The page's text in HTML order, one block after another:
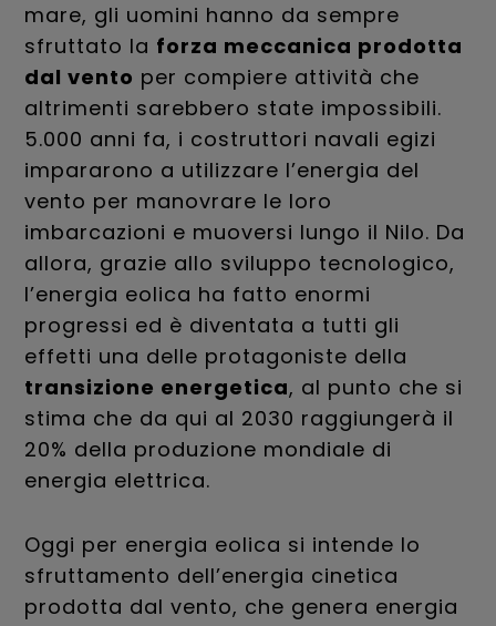
mare, gli uomini hanno da sempre
sfruttato la forza meccanica prodotta
dal vento per compiere attività che
altrimenti sarebbero state impossibili.
5.000 anni fa, i costruttori navali egizi
impararono a utilizzare l’energia del
vento per manovrare le loro
imbarcazioni e muoversi lungo il Nilo. Da
allora, grazie allo sviluppo tecnologico,
l’energia eolica ha fatto enormi
progressi ed è diventata a tutti gli
effetti una delle protagoniste della
transizione energetica, al punto che si
stima che da qui al 2030 raggiungerà il
20% della produzione mondiale di
energia elettrica.
Oggi per energia eolica si intende lo
sfruttamento dell’energia cinetica
prodotta dal vento, che genera energia